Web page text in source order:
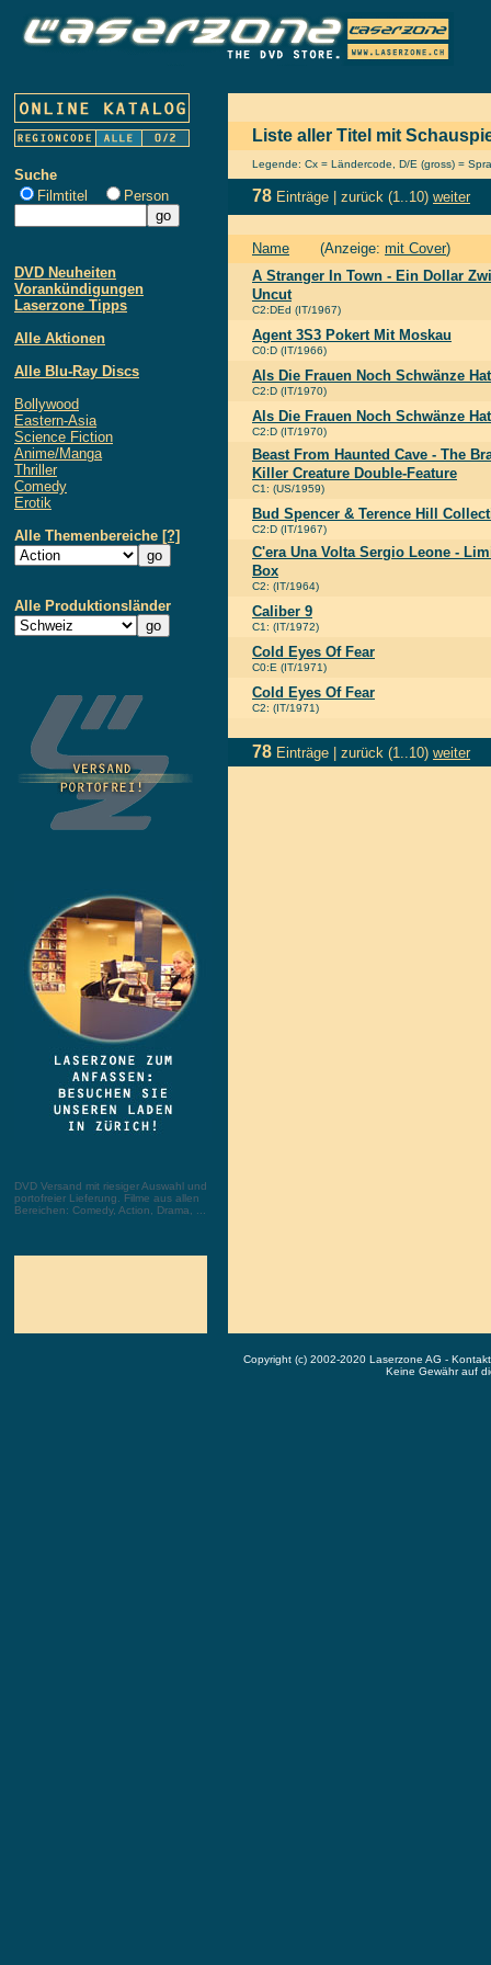
Suche
Filmtitel
Person
DVD Neuheiten
Vorankündigungen
Laserzone Tipps
Alle Aktionen
Alle Blu-Ray Discs
Bollywood
Eastern-Asia
Science Fiction
Anime/Manga
Thriller
Comedy
Erotik
Alle Themenbereiche [?]
Alle Produktionsländer
DVD Versand mit riesiger Auswahl und
portofreier Lieferung. Filme aus allen
Bereichen: Comedy, Action, Drama, ...
Liste aller Titel mit
Legende: Cx = Ländercode, D/E (gross) =
78 Einträge | zurück (1..10) weiter
Name (Anzeige: mit Cover)
A Stranger In Town - Ein Dollar
Uncut
C2:DEd (IT/1967)
Agent 3S3 Pokert Mit Moskau
C0:D (IT/1966)
Als Die Frauen Noch Schwänze
C2:D (IT/1970)
Als Die Frauen Noch Schwänze
C2:D (IT/1970)
Beast From Haunted Cave - The
Killer Creature Double-Feature
C1: (US/1959)
Bud Spencer & Terence Hill
C2:D (IT/1967)
C'era Una Volta Sergio Leone -
Box
C2: (IT/1964)
Caliber 9
C1: (IT/1972)
Cold Eyes Of Fear
C0:E (IT/1971)
Cold Eyes Of Fear
C2: (IT/1971)
78 Einträge | zurück (1..10) weiter
Copyright (c) 2002-2020 Laserzone AG -
Keine Gewähr auf